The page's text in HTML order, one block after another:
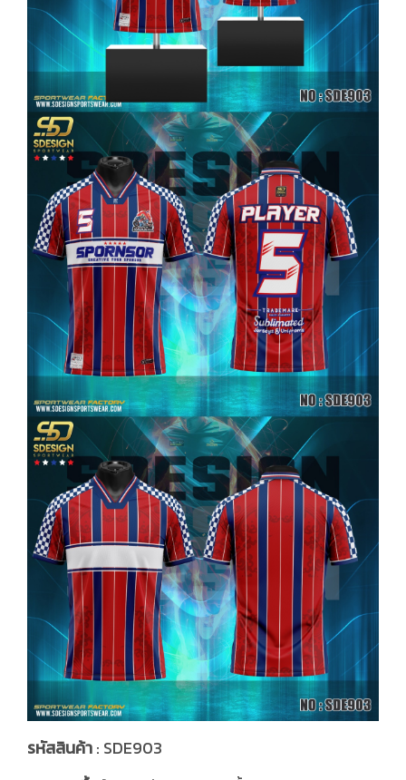
รหัสสินค้า: SDE903